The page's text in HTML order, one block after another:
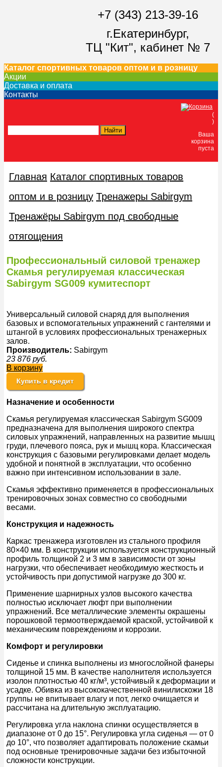
+7 (343) 213-39-16
г.Екатеринбург,
ТЦ "Кит", кабинет № 7
Каталог спортивных товаров оптом и в розницу
Акции
Доставка и оплата
Контакты
(
)
Ваша
корзина
пуста
Главная Каталог спортивных товаров
оптом и в розницу Тренажеры Sabirgym
Тренажёры Sabirgym под свободные
отягощения
Профессиональный силовой тренажер
Скамья регулируемая классическая
Sabirgym SG009 кумитеспорт
Универсальный силовой снаряд для выполнения
базовых и вспомогательных упражнений с гантелями и
штангой в условиях профессиональных тренажерных
залов.
Производитель: Sabirgym
23 876 руб.
В корзину
Купить в кредит
Назначение и особенности
Скамья регулируемая классическая Sabirgym SG009
предназначена для выполнения широкого спектра
силовых упражнений, направленных на развитие мышц
груди, плечевого пояса, рук и мышц кора. Классическая
конструкция с базовыми регулировками делает модель
удобной и понятной в эксплуатации, что особенно
важно при интенсивном использовании в зале.
Скамья эффективно применяется в профессиональных
тренировочных зонах совместно со свободными
весами.
Конструкция и надежность
Каркас тренажера изготовлен из стального профиля
80×40 мм. В конструкции используется конструкционный
профиль толщиной 2 и 3 мм в зависимости от зоны
нагрузки, что обеспечивает необходимую жесткость и
устойчивость при допустимой нагрузке до 300 кг.
Применение шарнирных узлов высокого качества
полностью исключает люфт при выполнении
упражнений. Все металлические элементы окрашены
порошковой термоотверждаемой краской, устойчивой к
механическим повреждениям и коррозии.
Комфорт и регулировки
Сиденье и спинка выполнены из многослойной фанеры
толщиной 15 мм. В качестве наполнителя используется
изолон плотностью 40 кг/м³, устойчивый к деформации и
усадке. Обивка из высококачественной винилискожи 18
группы не впитывает влагу и пот, легко очищается и
рассчитана на длительную эксплуатацию.
Регулировка угла наклона спинки осуществляется в
диапазоне от 0 до 15°. Регулировка угла сиденья — от 0
до 10°, что позволяет адаптировать положение скамьи
под основные тренировочные задачи без избыточной
сложности конструкции.